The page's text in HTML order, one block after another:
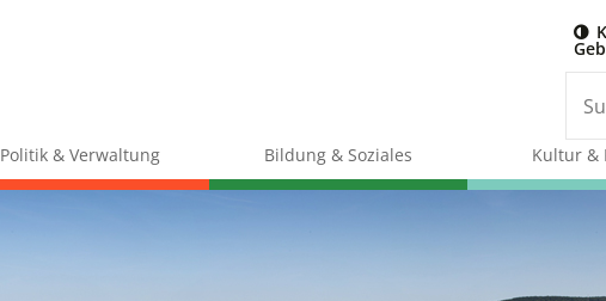
Politik & Verwaltung Bildung & Soziales Kultur &